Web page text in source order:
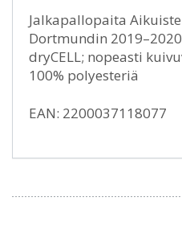
Jalkapallopaita
Dortmundin
dryCELL; nopeasti
100% polyesteriä
EAN: 2200037118077